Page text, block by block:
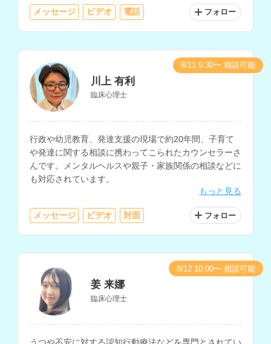
メッセージ ビデオ 電話 フォロー
川上 有利
臨床心理士
行政や幼児教育、発達支援の現場で約20年間、子育て
や発達に関する相談に携わってこられたカウンセラーさ
んです。メンタルヘルスや親子・家族関係の相談などに
も対応されています。
もっと見る
メッセージ ビデオ 対面 フォロー
8/11 9:30〜 相談可能
姜 来娜
臨床心理士
8/12 10:00〜 相談可能